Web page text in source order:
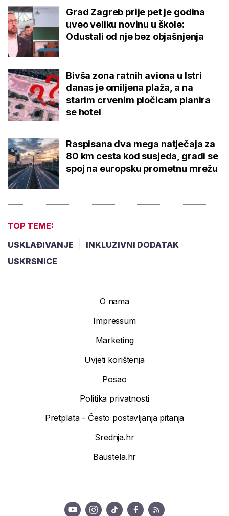
Grad Zagreb prije pet je godina
uveo veliku novinu u škole:
Odustali od nje bez objašnjenja
Bivša zona ratnih aviona u Istri
danas je omiljena plaža, a na
starim crvenim pločicam planira
se hotel
Raspisana dva mega natječaja za
80 km cesta kod susjeda, gradi se
spoj na europsku prometnu mrežu
TOP TEME:
USKLAĐIVANJE
INKLUZIVNI DODATAK
USKRSNICE
O nama
Impressum
Marketing
Uvjeti korištenja
Posao
Politika privatnosti
Pretplata - Često postavljanja pitanja
Srednja.hr
Baustela.hr